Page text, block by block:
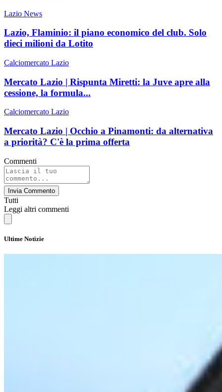
Lazio News
Lazio, Flaminio: il piano economico del club. Solo
dieci milioni da Lotito
Calciomercato Lazio
Mercato Lazio | Rispunta Miretti: la Juve apre alla
cessione, la formula...
Calciomercato Lazio
Mercato Lazio | Occhio a Pinamonti: da alternativa
a priorità? C'è la prima offerta
Commenti
Invia Commento
Tutti
Leggi altri commenti
Ultime Notizie